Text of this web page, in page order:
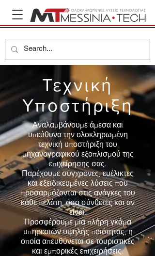
Τεχνική
Υποστήριξη
Αναλαμβάνουμε άμεσα και
υπεύθυνα την ολοκληρωμένη
τεχνική υποστήριξη του
μηχανογραφικού εξοπλισμού της
επιχείρησης σας.
Παρέχουμε σύγχρονες, ευέλικτες
και εξειδικευμένες λύσεις που
προσαρμόζονται στις ανάγκες του
κάθε πελάτη, όσο σύνθετες και αν
είναι.
Προσφέρουμε μια πλήρη γκάμα
υπηρεσιών υψηλής ποιότητας, η
οποία απευθύνεται σε τουριστικές
και εμπορικές επιχειρήσεις.